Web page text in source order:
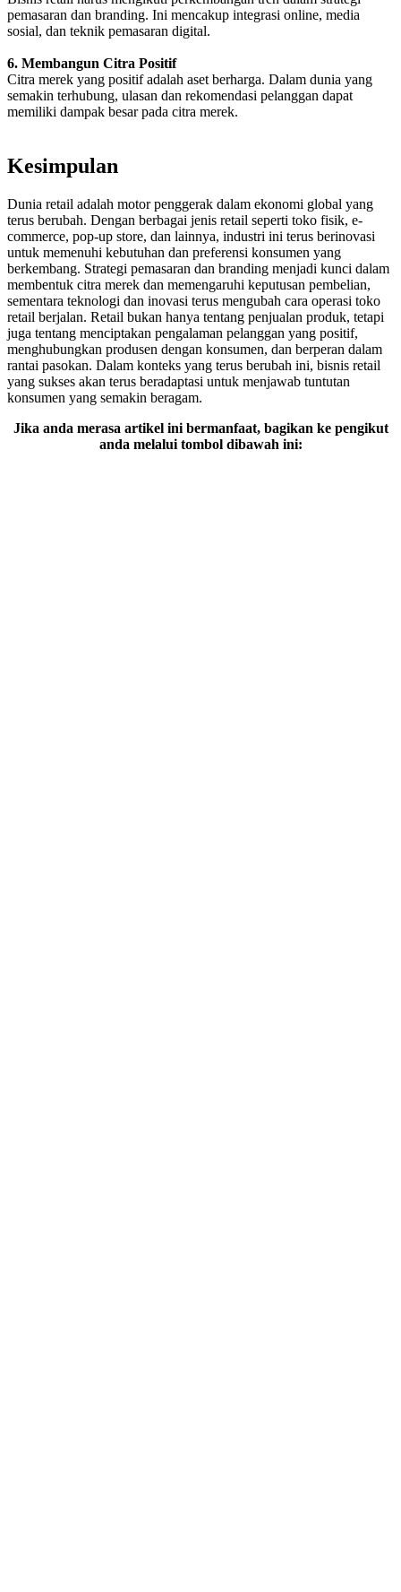
pemasaran dan branding. Ini mencakup integrasi online, media
sosial, dan teknik pemasaran digital.
6. Membangun Citra Positif
Citra merek yang positif adalah aset berharga. Dalam dunia yang
semakin terhubung, ulasan dan rekomendasi pelanggan dapat
memiliki dampak besar pada citra merek.
Kesimpulan
Dunia retail adalah motor penggerak dalam ekonomi global yang
terus berubah. Dengan berbagai jenis retail seperti toko fisik, e-
commerce, pop-up store, dan lainnya, industri ini terus berinovasi
untuk memenuhi kebutuhan dan preferensi konsumen yang
berkembang. Strategi pemasaran dan branding menjadi kunci dalam
membentuk citra merek dan memengaruhi keputusan pembelian,
sementara teknologi dan inovasi terus mengubah cara operasi toko
retail berjalan. Retail bukan hanya tentang penjualan produk, tetapi
juga tentang menciptakan pengalaman pelanggan yang positif,
menghubungkan produsen dengan konsumen, dan berperan dalam
rantai pasokan. Dalam konteks yang terus berubah ini, bisnis retail
yang sukses akan terus beradaptasi untuk menjawab tuntutan
konsumen yang semakin beragam.
Jika anda merasa artikel ini bermanfaat, bagikan ke pengikut
anda melalui tombol dibawah ini: